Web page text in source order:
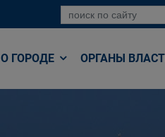
О ГОРОДЕ ОРГАНЫ